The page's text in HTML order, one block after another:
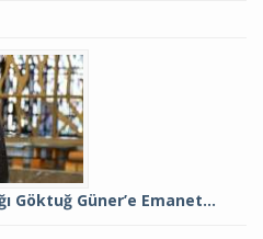
Göktuğ Güner’e Emanet…